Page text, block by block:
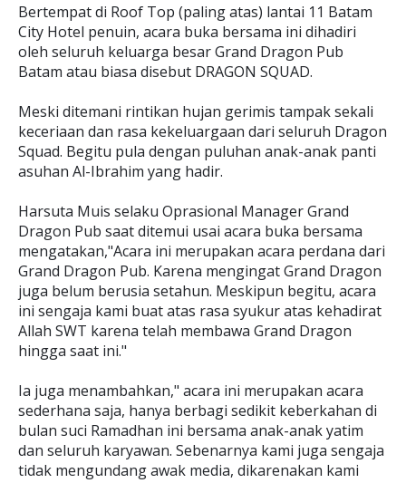
Bertempat di Roof Top (paling atas) lantai 11 Batam
City Hotel penuin, acara buka bersama ini dihadiri
oleh seluruh keluarga besar Grand Dragon Pub
Batam atau biasa disebut DRAGON SQUAD.
Meski ditemani rintikan hujan gerimis tampak sekali
keceriaan dan rasa kekeluargaan dari seluruh Dragon
Squad. Begitu pula dengan puluhan anak-anak panti
asuhan Al-Ibrahim yang hadir.
Harsuta Muis selaku Oprasional Manager Grand
Dragon Pub saat ditemui usai acara buka bersama
mengatakan,"Acara ini merupakan acara perdana dari
Grand Dragon Pub. Karena mengingat Grand Dragon
juga belum berusia setahun. Meskipun begitu, acara
ini sengaja kami buat atas rasa syukur atas kehadirat
Allah SWT karena telah membawa Grand Dragon
hingga saat ini."
Ia juga menambahkan," acara ini merupakan acara
sederhana saja, hanya berbagi sedikit keberkahan di
bulan suci Ramadhan ini bersama anak-anak yatim
dan seluruh karyawan. Sebenarnya kami juga sengaja
tidak mengundang awak media, dikarenakan kami